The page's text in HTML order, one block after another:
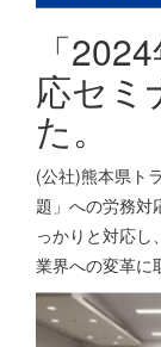
「
応セミ
た。
(公社)熊本県ト
題」への労務対
っかりと対応し
業界への変革に